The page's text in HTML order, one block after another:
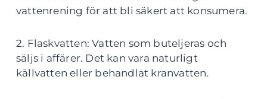
vattenrening för att bli säkert att konsumera.
2. Flaskvatten: Vatten som buteljeras och
säljs i affärer. Det kan vara naturligt
källvatten eller behandlat kranvatten.